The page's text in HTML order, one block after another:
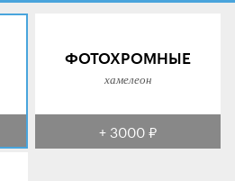
ФОТОХРОМНЫЕ
хамелеон
+ 3000 ₽